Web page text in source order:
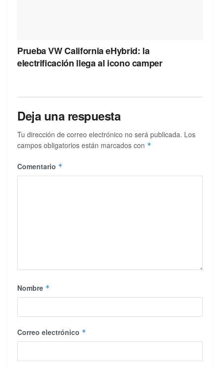
Prueba VW California eHybrid: la
electrificación llega al icono camper
Deja una respuesta
Tu dirección de correo electrónico no será publicada. Los
campos obligatorios están marcados con *
Comentario *
Nombre *
Correo electrónico *